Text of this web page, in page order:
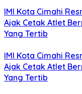
IMI Kota Cimahi
Ajak Cetak Atlet
Yang Tertib
IMI Kota Cimahi
Ajak Cetak Atlet
Yang Tertib